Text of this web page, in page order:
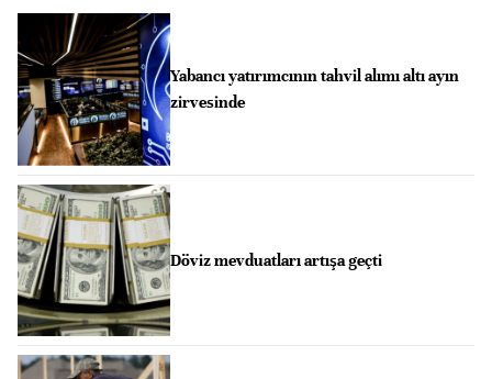
Yabancı yatırımcının tahvil alımı altı ayın
zirvesinde
Döviz mevduatları artışa geçti